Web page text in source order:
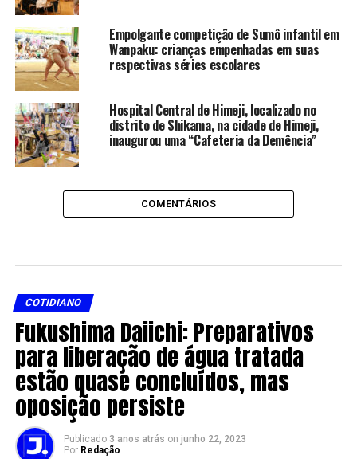
Empolgante competição de Sumô infantil em
Wanpaku: crianças empenhadas em suas
respectivas séries escolares
Hospital Central de Himeji, localizado no
distrito de Shikama, na cidade de Himeji,
inaugurou uma “Cafeteria da Demência”
COMENTÁRIOS
COTIDIANO
Fukushima Daiichi: Preparativos
para liberação de água tratada
estão quase concluídos, mas
oposição persiste
Publicado 3 anos atrás on junho 22, 2023
Por Redação